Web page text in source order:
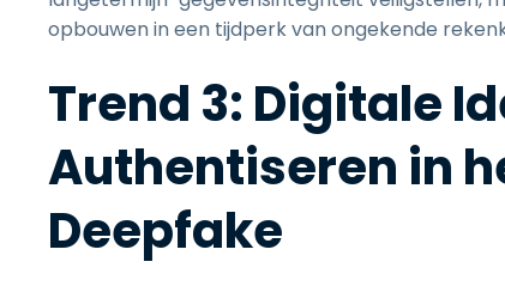
opbouwen in een tijdperk van ongekende
Trend 3: Digitale
Authentiseren in
Deepfake